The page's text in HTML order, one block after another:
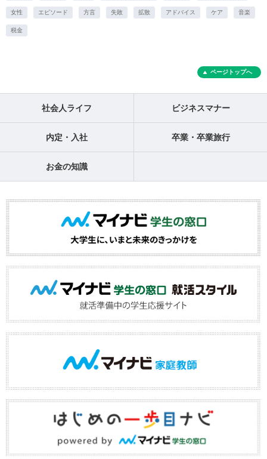
女性 エピソード 方言 失敗 拡散 アドバイス ケア 音楽
税金
ページトップへ
社会人ライフ ビジネスマナー
内定・入社 卒業・卒業旅行
お金の知識